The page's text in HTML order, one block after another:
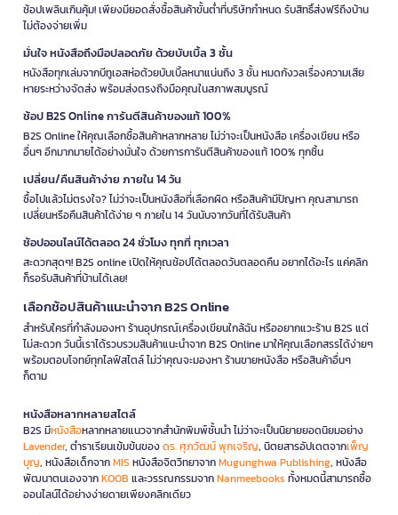
ช้อปเพลินเกินคุ้ม! เพียงมียอดสั่งซื้อสินค้าขั้นต่ำที่บริษัทกำหนด รับสิทธิ์ส่งฟรีถึงบ้าน
ไม่ต้องจ่ายเพิ่ม
มั่นใจ หนังสือถึงมือปลอดภัย ด้วยบับเบิ้ล 3 ชั้น
หนังสือทุกเล่มจากบีทูเอสห่อด้วยบับเบิ้ลหนาแน่นถึง 3 ชั้น หมดกังวลเรื่องความเสีย
หายระหว่างจัดส่ง พร้อมส่งตรงถึงมือคุณในสภาพสมบูรณ์
ช้อป B2S Online การันตีสินค้าของแท้ 100%
B2S Online ให้คุณเลือกซื้อสินค้าหลากหลาย ไม่ว่าจะเป็นหนังสือ เครื่องเขียน หรือ
อื่นๆ อีกมากมายได้อย่างมั่นใจ ด้วยการการันตีสินค้าของแท้ 100% ทุกชิ้น
เปลี่ยน/คืนสินค้าง่าย ภายใน 14 วัน
ซื้อไปแล้วไม่ตรงใจ? ไม่ว่าจะเป็นหนังสือที่เลือกผิด หรือสินค้ามีปัญหา คุณสามารถ
เปลี่ยนหรือคืนสินค้าได้ง่าย ๆ ภายใน 14 วันนับจากวันที่ได้รับสินค้า
ช้อปออนไลน์ได้ตลอด 24 ชั่วโมง ทุกที่ ทุกเวลา
สะดวกสุดๆ! B2S online เปิดให้คุณช้อปได้ตลอดวันตลอดคืน อยากได้อะไร แค่คลิก
ก็รอรับสินค้าที่บ้านได้เลย!
เลือกช้อปสินค้าแนะนำจาก B2S Online
สำหรับใครที่กำลังมองหา ร้านอุปกรณ์เครื่องเขียนใกล้ฉัน หรืออยากแวะร้าน B2S แต่
ไม่สะดวก วันนี้เราได้รวบรวมสินค้าแนะนำจาก B2S Online มาให้คุณเลือกสรรได้ง่ายๆ
พร้อมตอบโจทย์ทุกไลฟ์สไตล์ ไม่ว่าคุณจะมองหา ร้านขายหนังสือ หรือสินค้าอื่นๆ
ก็ตาม
หนังสือหลากหลายสไตล์
B2S มีหนังสือหลากหลายแนวจากสำนักพิมพ์ชั้นนำ ไม่ว่าจะเป็นนิยายยอดนิยมอย่าง
Lavender, ตำราเรียนเข้มข้นของดร. ศุภวัฒน์ พุกเจริญ, นิตยสารอัปเดตจากเพ็ญ
บุญ, หนังสือเด็กจากMIS หนังสือจิตวิทยาจากMugunghwa Publishing, หนังสือ
พัฒนาตนเองจากKOOB และวรรณกรรมจากNanmeebooks ทั้งหมดนี้สามารถซื้อ
ออนไลน์ได้อย่างง่ายดายเพียงคลิกเดียว